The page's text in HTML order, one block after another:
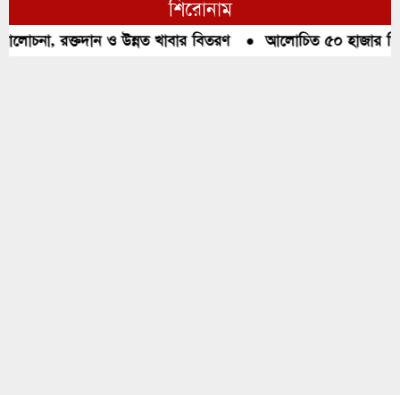
শিরোনাম
রক্তদান ও উন্নত খাবার বিতরণ●আলোচিত ৫০ হাজার পিস